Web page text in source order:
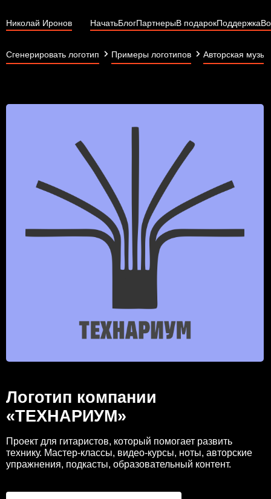
Николай Иронов НачатьБлогПартнерыВ подарокПоддержка
Сгенерировать логотип Примеры логотипов Авторская
Логотип компании
«ТЕХНАРИУМ»
Проект для гитаристов, который помогает развить
технику. Мастер-классы, видео-курсы, ноты, авторские
упражнения, подкасты, образовательный контент.